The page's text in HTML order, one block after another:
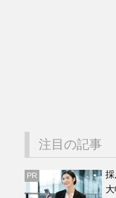
注目の記事
PR